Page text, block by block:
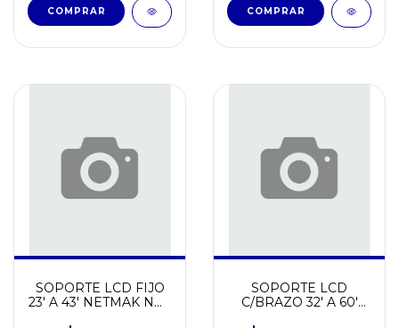
SOPORTE LCD FIJO
23' A 43' NETMAK NM-
SOPORTE LCD
C/BRAZO 32' A 60'